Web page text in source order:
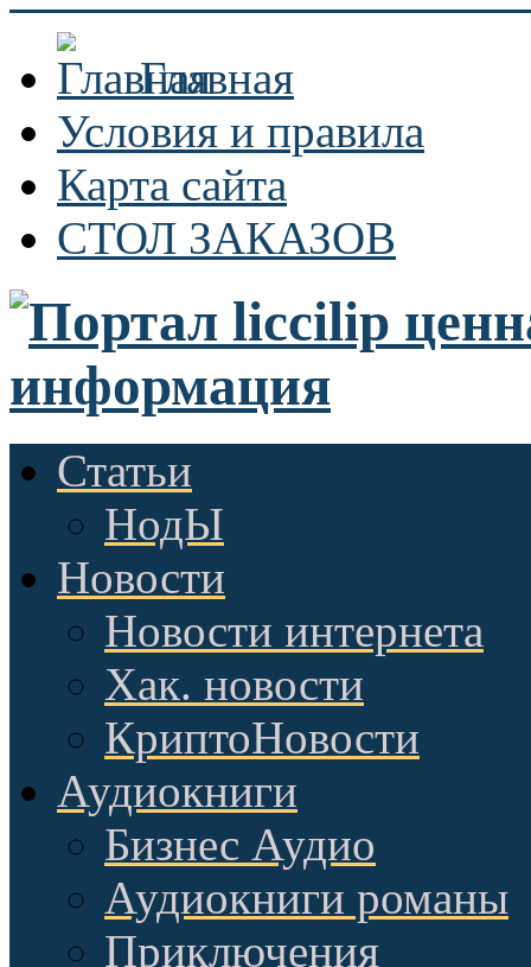
Главная
Условия и правила
Карта сайта
СТОЛ ЗАКАЗОВ
Статьи
НодЫ
Новости
Новости интернета
Хак. новости
КриптоНовости
Аудиокниги
Бизнес Аудио
Аудиокниги романы
Приключения